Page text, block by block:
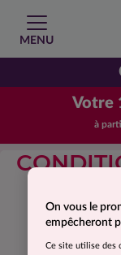
MENU
Votre
à
On vous le
empêcheront
Ce site utilise des